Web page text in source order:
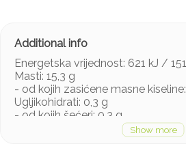
Energetska vrijednost: 621 kJ /
Masti: 15,3 g
- od kojih zasićene masne
Ugljikohidrati: 0,3 g
- od kojih šećeri: 0,3 g